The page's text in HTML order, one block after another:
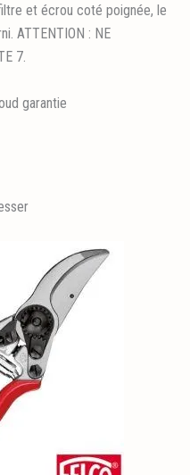
et écrou coté poignée, le
ATTENTION : NE
7.
garantie